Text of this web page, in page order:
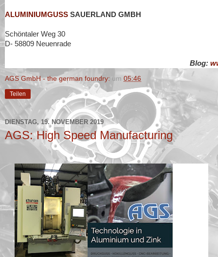
ALUMINIUMGUSS SAUERLAND GMBH
Schöntaler Weg 30
D- 58809 Neuenrade
Blog:w
AGS GmbH - the german foundry: um 05:46
Teilen
DIENSTAG, 19. NOVEMBER 2019
AGS: High Speed Manufacturing